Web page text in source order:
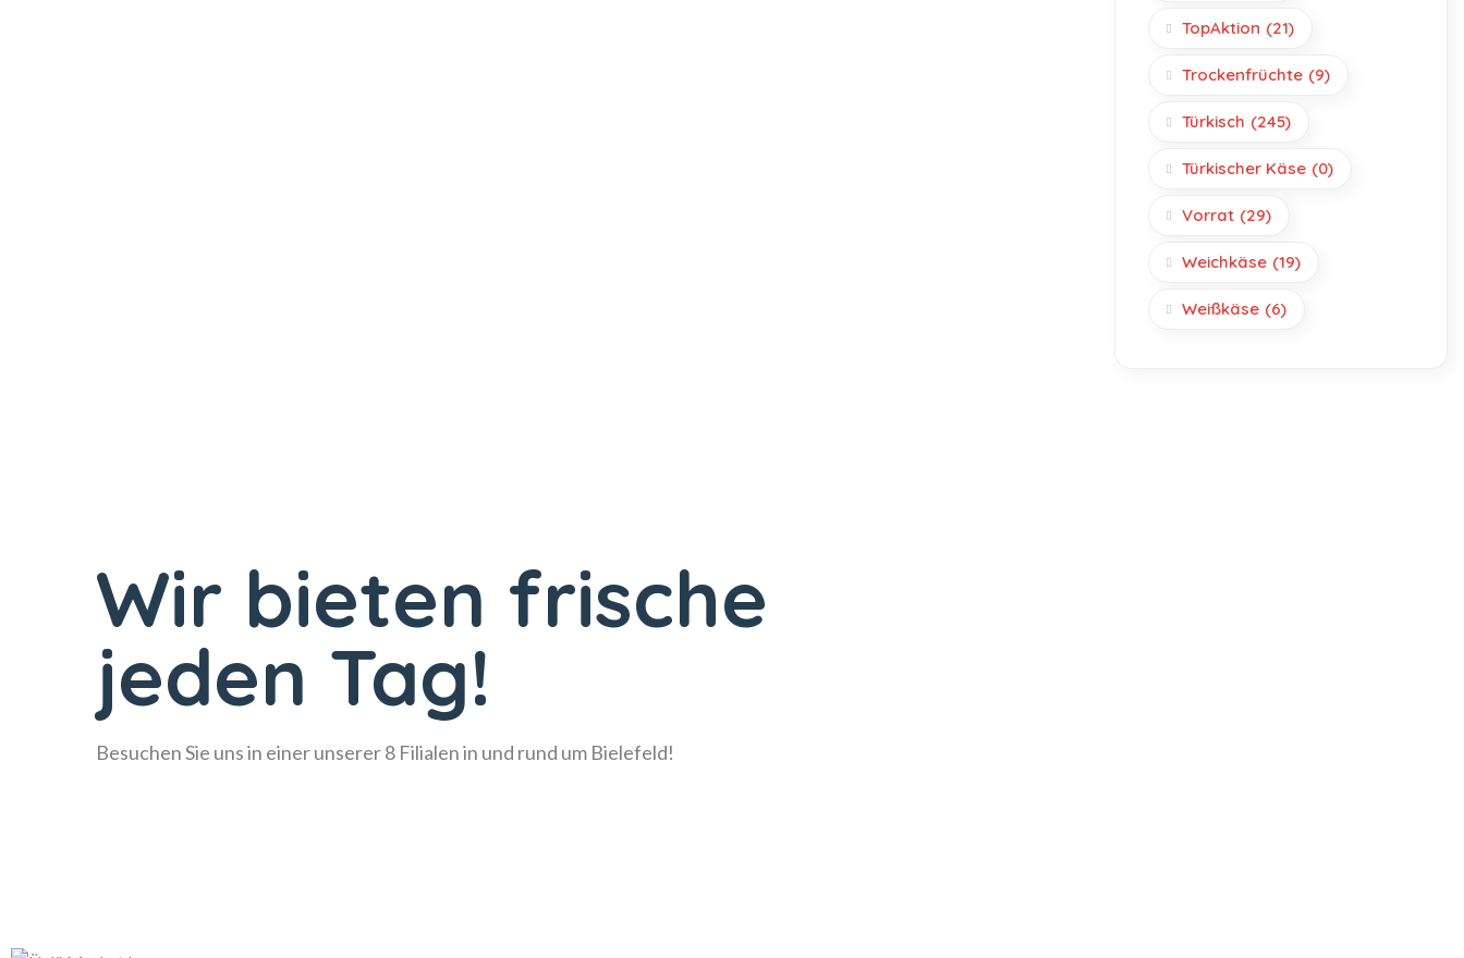
TopAktion (21)
Trockenfrüchte (9)
Türkisch (245)
Türkischer Käse (0)
Vorrat (29)
Weichkäse (19)
Weißkäse (6)
Wir bieten frische
jeden Tag!
Besuchen Sie uns in einer unserer 8 Filialen in und rund um Bielefeld!